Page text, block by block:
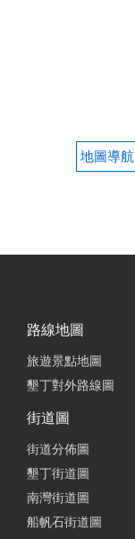
地圖導航
路線地圖
旅遊景點地圖
墾丁對外路線圖
街道圖
街道分佈圖
墾丁街道圖
南灣街道圖
船帆石街道圖